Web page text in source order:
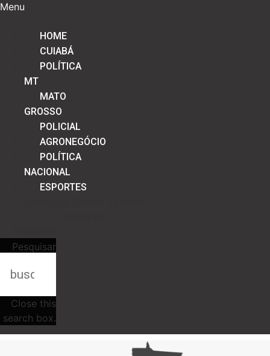
Menu
HOME
CUIABÁ
POLÍTICA
MT
MATO
GROSSO
POLICIAL
AGRONEGÓCIO
POLÍTICA
NACIONAL
ESPORTES
Pesquisar
Close this
search box.